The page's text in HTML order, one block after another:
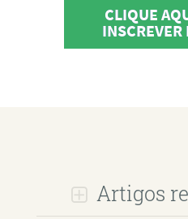
CLIQUE
INSCREVER
Artigos